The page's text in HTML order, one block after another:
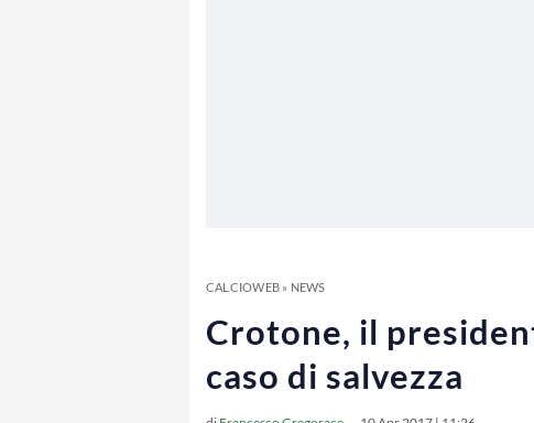
CALCIOWEB» NEWS
Crotone, il
caso di salvezza